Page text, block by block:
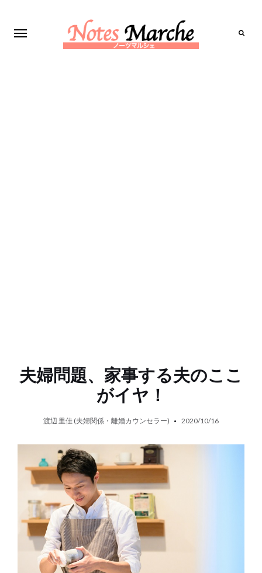
夫婦問題、家事する夫のここ
がイヤ！
渡辺 里佳 (夫婦関係・離婚カウンセラー) 2020/10/16